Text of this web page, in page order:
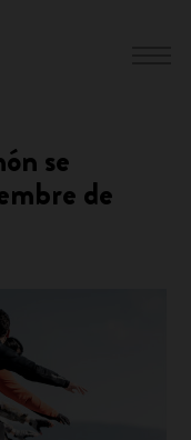
se
de